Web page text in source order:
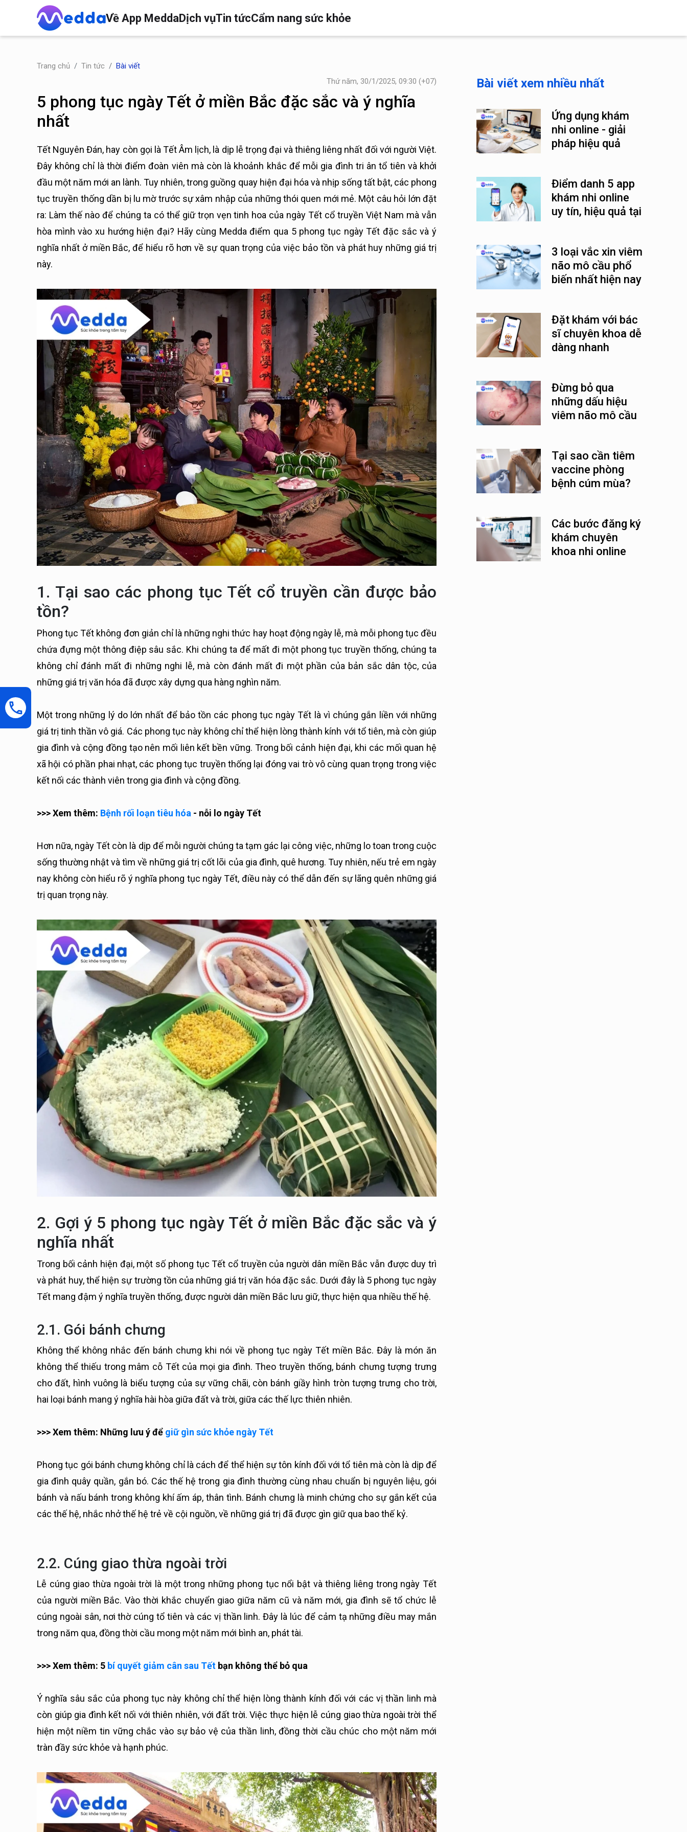
Về App MeddaDịch vụTin tứcCẩm nang sức khỏe
Trang chủ Tin tức
Bài viết
Thứ năm, 30/1/2025, 09:30 (+07)
5 phong tục ngày Tết ở miền Bắc đặc sắc và ý nghĩa
nhất
Tết Nguyên Đán, hay còn gọi là Tết Âm lịch, là dịp lễ trọng đại và thiêng liêng nhất đối với người Việt.
Đây không chỉ là thời điểm đoàn viên mà còn là khoảnh khắc để mỗi gia đình tri ân tổ tiên và khởi
đầu một năm mới an lành. Tuy nhiên, trong guồng quay hiện đại hóa và nhịp sống tất bật, các phong
tục truyền thống dần bị lu mờ trước sự xâm nhập của những thói quen mới mẻ. Một câu hỏi lớn đặt
ra: Làm thế nào để chúng ta có thể giữ trọn vẹn tinh hoa của ngày Tết cổ truyền Việt Nam mà vẫn
hòa mình vào xu hướng hiện đại? Hãy cùng Medda điểm qua 5 phong tục ngày Tết đặc sắc và ý
nghĩa nhất ở miền Bắc, để hiểu rõ hơn về sự quan trọng của việc bảo tồn và phát huy những giá trị
này.
1. Tại sao các phong tục Tết cổ truyền cần được bảo
tồn?
Phong tục Tết không đơn giản chỉ là những nghi thức hay hoạt động ngày lễ, mà mỗi phong tục đều
chứa đựng một thông điệp sâu sắc. Khi chúng ta để mất đi một phong tục truyền thống, chúng ta
không chỉ đánh mất đi những nghi lễ, mà còn đánh mất đi một phần của bản sắc dân tộc, của
những giá trị văn hóa đã được xây dựng qua hàng nghìn năm.
Một trong những lý do lớn nhất để bảo tồn các phong tục ngày Tết là vì chúng gắn liền với những
giá trị tinh thần vô giá. Các phong tục này không chỉ thể hiện lòng thành kính với tổ tiên, mà còn giúp
gia đình và cộng đồng tạo nên mối liên kết bền vững. Trong bối cảnh hiện đại, khi các mối quan hệ
xã hội có phần phai nhạt, các phong tục truyền thống lại đóng vai trò vô cùng quan trọng trong việc
kết nối các thành viên trong gia đình và cộng đồng.
>>> Xem thêm: Bệnh rối loạn tiêu hóa - nỗi lo ngày Tết
Hơn nữa, ngày Tết còn là dịp để mỗi người chúng ta tạm gác lại công việc, những lo toan trong cuộc
sống thường nhật và tìm về những giá trị cốt lõi của gia đình, quê hương. Tuy nhiên, nếu trẻ em ngày
nay không còn hiểu rõ ý nghĩa phong tục ngày Tết, điều này có thể dẫn đến sự lãng quên những giá
trị quan trọng này.
2. Gợi ý 5 phong tục ngày Tết ở miền Bắc đặc sắc và ý
nghĩa nhất
Trong bối cảnh hiện đại, một số phong tục Tết cổ truyền của người dân miền Bắc vẫn được duy trì
và phát huy, thể hiện sự trường tồn của những giá trị văn hóa đặc sắc. Dưới đây là 5 phong tục ngày
Tết mang đậm ý nghĩa truyền thống, được người dân miền Bắc lưu giữ, thực hiện qua nhiều thế hệ.
2.1. Gói bánh chưng
Không thể không nhắc đến bánh chưng khi nói về phong tục ngày Tết miền Bắc. Đây là món ăn
không thể thiếu trong mâm cỗ Tết của mọi gia đình. Theo truyền thống, bánh chưng tượng trưng
cho đất, hình vuông là biểu tượng của sự vững chãi, còn bánh giầy hình tròn tượng trưng cho trời,
hai loại bánh mang ý nghĩa hài hòa giữa đất và trời, giữa các thế lực thiên nhiên.
>>> Xem thêm: Những lưu ý để giữ gìn sức khỏe ngày Tết
Phong tục gói bánh chưng không chỉ là cách để thể hiện sự tôn kính đối với tổ tiên mà còn là dịp để
gia đình quây quần, gắn bó. Các thế hệ trong gia đình thường cùng nhau chuẩn bị nguyên liệu, gói
bánh và nấu bánh trong không khí ấm áp, thân tình. Bánh chưng là minh chứng cho sự gắn kết của
các thế hệ, nhắc nhở thế hệ trẻ về cội nguồn, về những giá trị đã được gìn giữ qua bao thế kỷ.
2.2. Cúng giao thừa ngoài trời
Lễ cúng giao thừa ngoài trời là một trong những phong tục nổi bật và thiêng liêng trong ngày Tết
của người miền Bắc. Vào thời khắc chuyển giao giữa năm cũ và năm mới, gia đình sẽ tổ chức lễ
cúng ngoài sân, nơi thờ cúng tổ tiên và các vị thần linh. Đây là lúc để cảm tạ những điều may mắn
trong năm qua, đồng thời cầu mong một năm mới bình an, phát tài.
>>> Xem thêm: 5 bí quyết giảm cân sau Tết bạn không thể bỏ qua
Ý nghĩa sâu sắc của phong tục này không chỉ thể hiện lòng thành kính đối với các vị thần linh mà
còn giúp gia đình kết nối với thiên nhiên, với đất trời. Việc thực hiện lễ cúng giao thừa ngoài trời thể
hiện một niềm tin vững chắc vào sự bảo vệ của thần linh, đồng thời cầu chúc cho một năm mới
tràn đầy sức khỏe và hạnh phúc.
Bài viết xem nhiều nhất
Ứng dụng khám
nhi online - giải
pháp hiệu quả
Điểm danh 5 app
khám nhi online
uy tín, hiệu quả tại
3 loại vắc xin viêm
não mô cầu phổ
biến nhất hiện nay
Đặt khám với bác
sĩ chuyên khoa dễ
dàng nhanh
Đừng bỏ qua
những dấu hiệu
viêm não mô cầu
Tại sao cần tiêm
vaccine phòng
bệnh cúm mùa?
Các bước đăng ký
khám chuyên
khoa nhi online